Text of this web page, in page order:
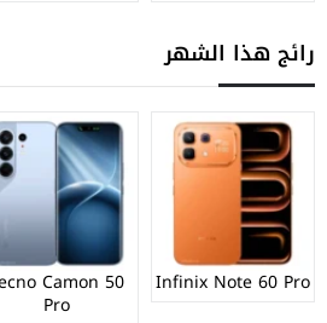
رائج هذا الشهر
Infinix Note 60 Pro
Camon 50
Pro